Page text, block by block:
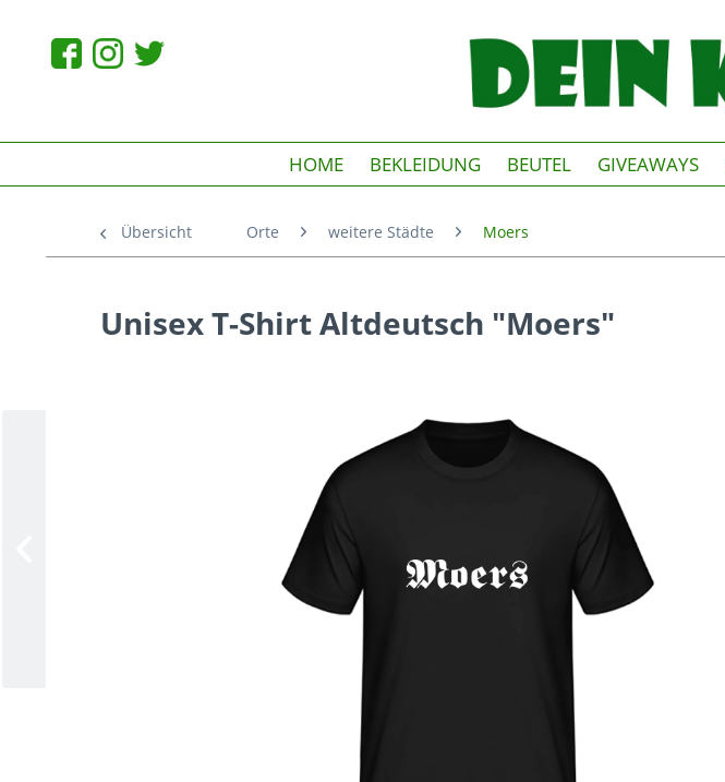
HOME BEKLEIDUNG BEUTEL GIVEAWAYS
Übersicht Orte weitere Städte Moers
Unisex T-Shirt Altdeutsch "Moers"